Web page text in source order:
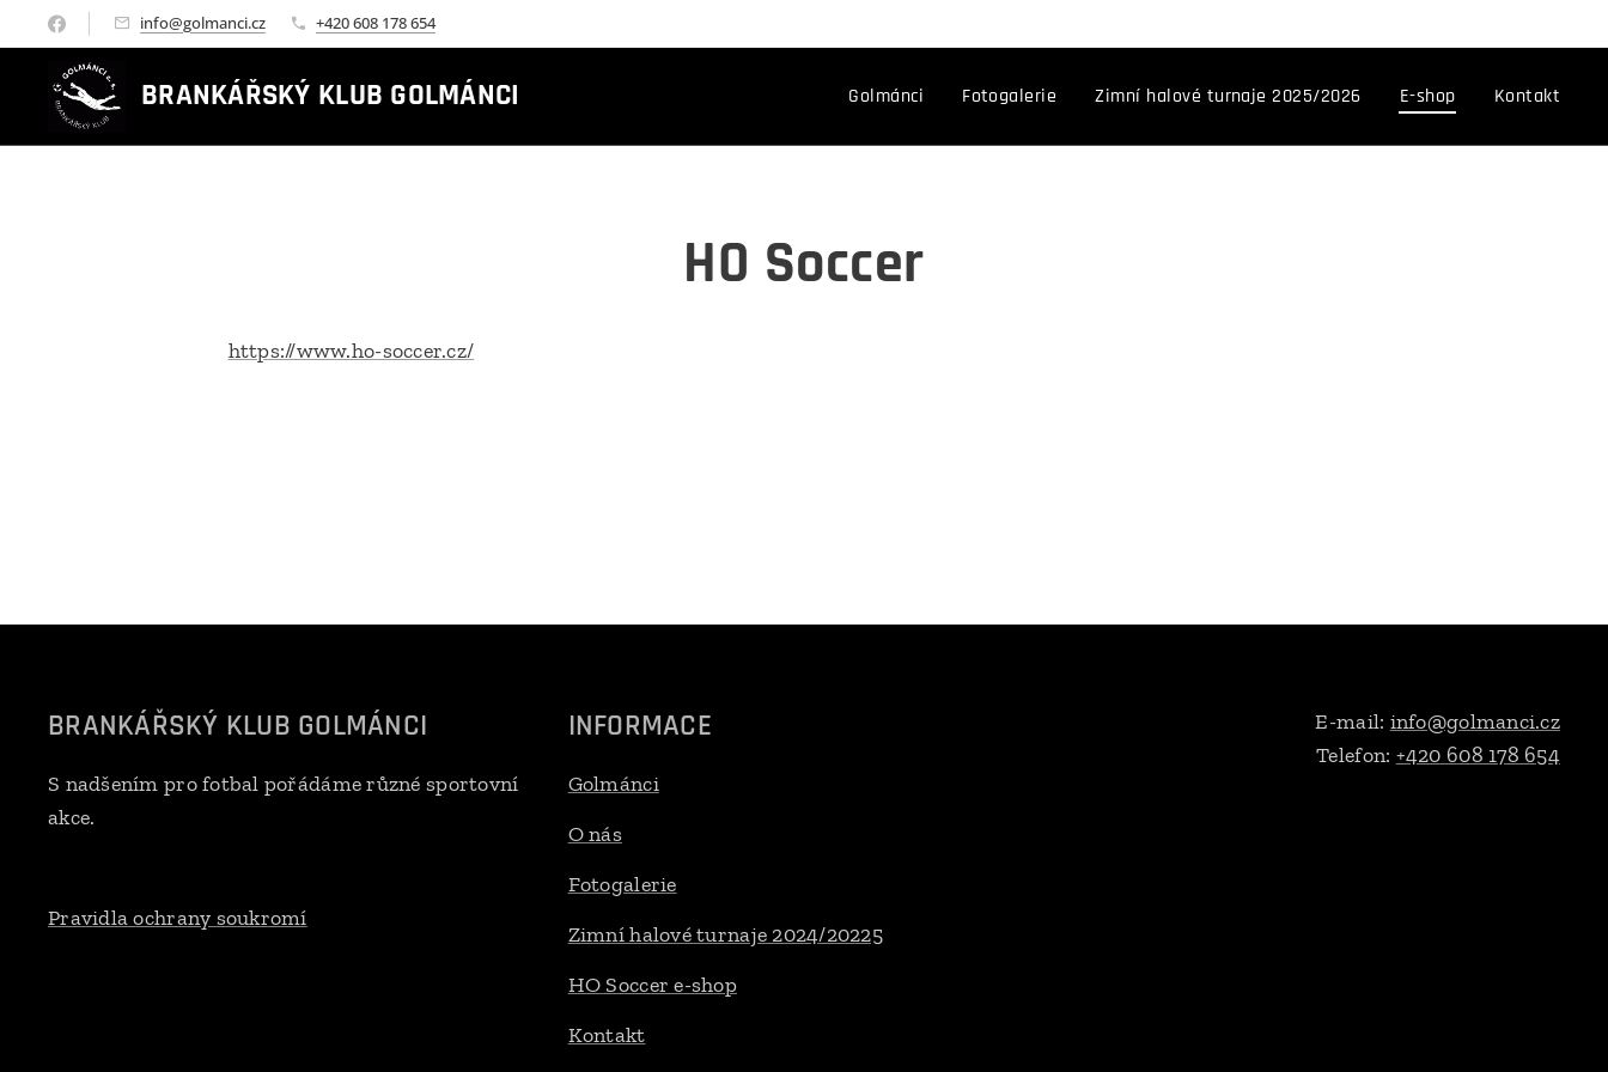
info@golmanci.cz +420 608 178 654
BRANKÁŘSKÝ KLUB GOLMÁNCI Golmánci Fotogalerie Zimní halové turnaje 2025/2026 E-shop Kontakt
HO Soccer
https://www.ho-soccer.cz/
BRANKÁŘSKÝ KLUB GOLMÁNCI
S nadšením pro fotbal pořádáme různé sportovní
akce.
Pravidla ochrany soukromí
INFORMACE
Golmánci
O nás
Fotogalerie
Zimní halové turnaje 2024/20225
HO Soccer e-shop
Kontakt
E-mail: info@golmanci.cz
Telefon: +420 608 178 654